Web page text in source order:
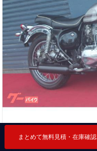
まとめて無料見積・在庫確認
まとめて無料見積・在庫確認
カワサキ エストレヤ
本体価格
まとめて無料見積・在庫確認